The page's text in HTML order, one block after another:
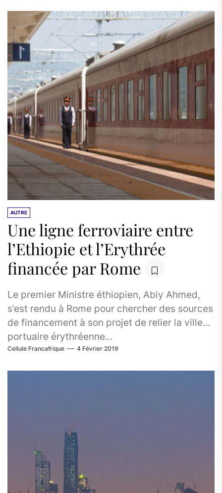
AUTRE
Une ligne ferroviaire entre
l’Ethiopie et l’Erythrée
financée par Rome
Le premier Ministre éthiopien, Abiy Ahmed,
s’est rendu à Rome pour chercher des sources
de financement à son projet de relier la ville
portuaire érythréenne...
Cellule Francafrique 4 Février 2019